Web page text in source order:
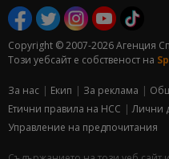
Copyright © 2007-2026 Агенция
Този уебсайт е собственост на
За нас Екип За рекламa
Етични правила на НСС
Лични
Управление на предпочитания